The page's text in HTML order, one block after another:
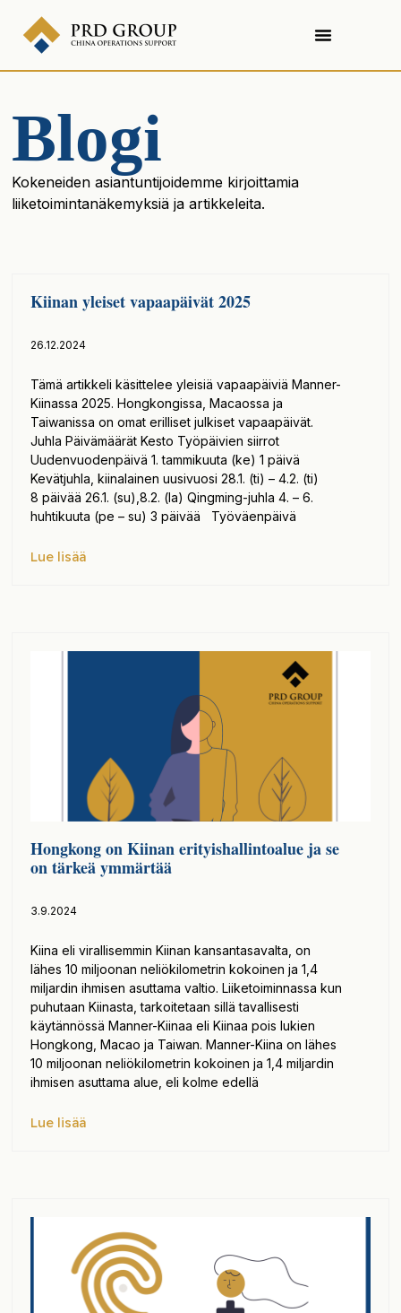
Blogi
Kokeneiden asiantuntijoidemme kirjoittamia
liiketoimintanäkemyksiä ja artikkeleita.
Kiinan yleiset vapaapäivät 2025
26.12.2024
Tämä artikkeli käsittelee yleisiä vapaapäiviä Manner-
Kiinassa 2025. Hongkongissa, Macaossa ja
Taiwanissa on omat erilliset julkiset vapaapäivät.
Juhla Päivämäärät Kesto Työpäivien siirrot
Uudenvuodenpäivä 1. tammikuuta (ke) 1 päivä
Kevätjuhla, kiinalainen uusivuosi 28.1. (ti) – 4.2. (ti)
8 päivää 26.1. (su),8.2. (la) Qingming-juhla 4. – 6.
huhtikuuta (pe – su) 3 päivää Työväenpäivä
Lue lisää
Hongkong on Kiinan erityishallintoalue ja se
on tärkeä ymmärtää
3.9.2024
Kiina eli virallisemmin Kiinan kansantasavalta, on
lähes 10 miljoonan neliökilometrin kokoinen ja 1,4
miljardin ihmisen asuttama valtio. Liiketoiminnassa kun
puhutaan Kiinasta, tarkoitetaan sillä tavallisesti
käytännössä Manner-Kiinaa eli Kiinaa pois lukien
Hongkong, Macao ja Taiwan. Manner-Kiina on lähes
10 miljoonan neliökilometrin kokoinen ja 1,4 miljardin
ihmisen asuttama alue, eli kolme edellä
Lue lisää